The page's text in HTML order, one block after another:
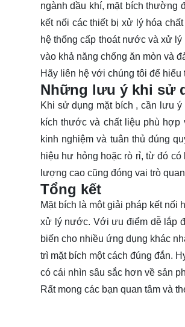
ngành dầu khí, mặt bích thường
kết nối các thiết bị xử lý hóa
hệ thống cấp thoát nước và xử
vào khả năng chống ăn mòn và
Hãy liên hệ với chúng tôi để hiểu
Những lưu ý khi sử
Khi sử dụng mặt bích , cần lưu
kích thước và chất liệu phù
kinh nghiệm và tuân thủ đúng
hiệu hư hỏng hoặc rò rỉ, từ đó
lượng cao cũng đóng vai trò
Tổng kết
Mặt bích là một giải pháp kết nối
xử lý nước. Với ưu điểm dễ lắp
biến cho nhiều ứng dụng khác
trì mặt bích một cách đúng đắn.
có cái nhìn sâu sắc hơn về sản
Rất mong các bạn quan tâm và